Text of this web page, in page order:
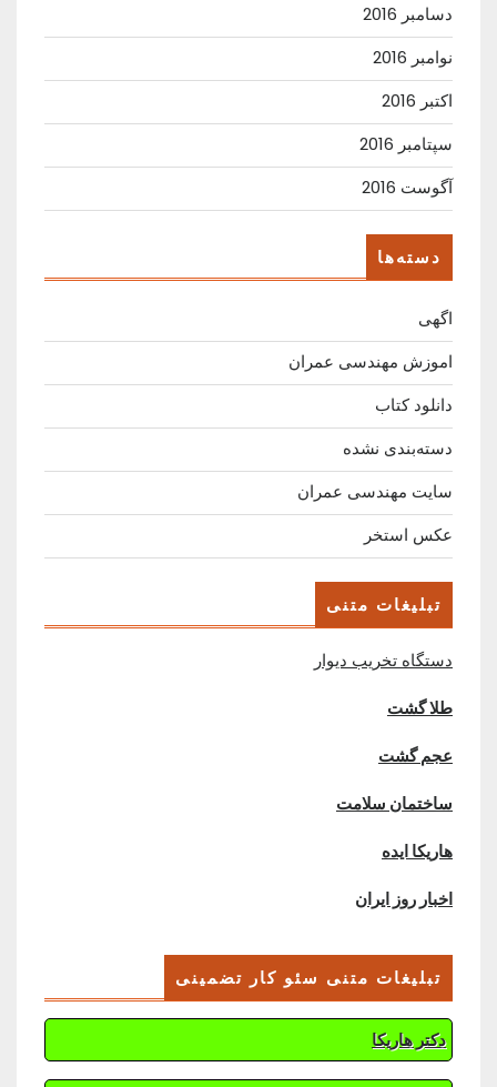
دسامبر 2016
نوامبر 2016
اکتبر 2016
سپتامبر 2016
آگوست 2016
دسته‌ها
اگهی
اموزش مهندسی عمران
دانلود کتاب
دسته‌بندی نشده
سایت مهندسی عمران
عکس استخر
تبلیغات متنی
دستگاه تخریب دیوار
طلا گشت
عجم گشت
ساختمان سلامت
هاریکا ایده
اخبار روز ایران
تبلیغات متنی سئو کار تضمینی
دکتر هاریکا